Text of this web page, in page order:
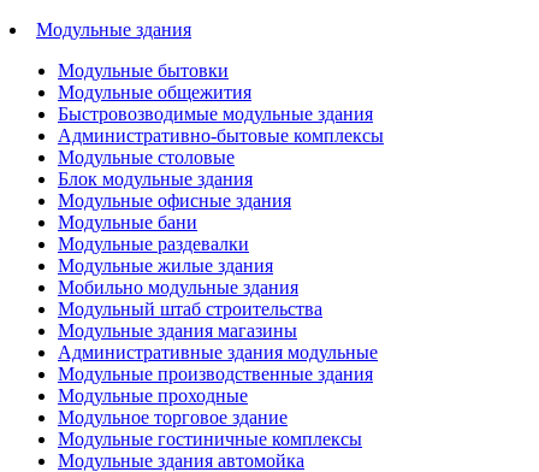
Модульные здания
Модульные бытовки
Модульные общежития
Быстровозводимые модульные здания
Административно-бытовые комплексы
Модульные столовые
Блок модульные здания
Модульные офисные здания
Модульные бани
Модульные раздевалки
Модульные жилые здания
Мобильно модульные здания
Модульный штаб строительства
Модульные здания магазины
Административные здания модульные
Модульные производственные здания
Модульные проходные
Модульное торговое здание
Модульные гостиничные комплексы
Модульные здания автомойка